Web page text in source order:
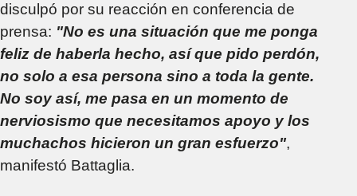
disculpó por su reacción en conferencia de
prensa: "No es una situación que me ponga
feliz de haberla hecho, así que pido perdón,
no solo a esa persona sino a toda la gente.
No soy así, me pasa en un momento de
nerviosismo que necesitamos apoyo y los
muchachos hicieron un gran esfuerzo",
manifestó Battaglia.